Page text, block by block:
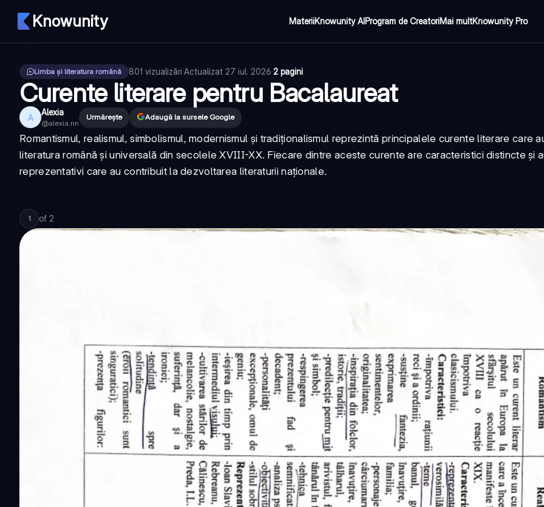
Knowunity MateriiKnowunity AIProgram de CreatoriMai multKnowunity Pro
Limba și literatura română 801 vizualizări·Actualizat 27 iul. 2026·2 pagini
Curente literare pentru Bacalaureat
A Alexia
@alexia.nn
Urmărește Adaugă la sursele Google
Romantismul, realismul, simbolismul, modernismul și tradiționalismul reprezintă principalele curente literare care
literatura română și universală din secolele XVIII-XX. Fiecare dintre aceste curente are caracteristici distincte și
reprezentativi care au contribuit la dezvoltarea literaturii naționale.
1 of 2